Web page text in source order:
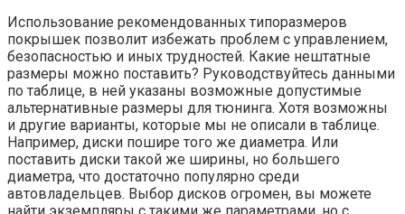
Использование рекомендованных типоразмеров
покрышек позволит избежать проблем с управлением,
безопасностью и иных трудностей. Какие нештатные
размеры можно поставить? Руководствуйтесь данными
по таблице, в ней указаны возможные допустимые
альтернативные размеры для тюнинга. Хотя возможны
и другие варианты, которые мы не описали в таблице.
Например, диски пошире того же диаметра. Или
поставить диски такой же ширины, но большего
диаметра, что достаточно популярно среди
автовладельцев. Выбор дисков огромен, вы можете
найти экземпляры с такими же параметрами, но с